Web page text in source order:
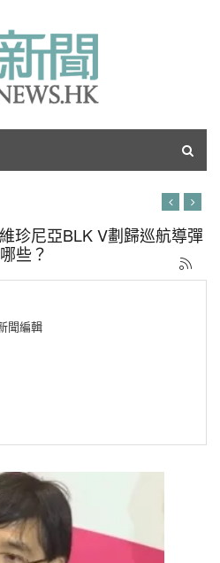
珍尼亞BLK V劃歸巡航導彈
些？
聞編輯